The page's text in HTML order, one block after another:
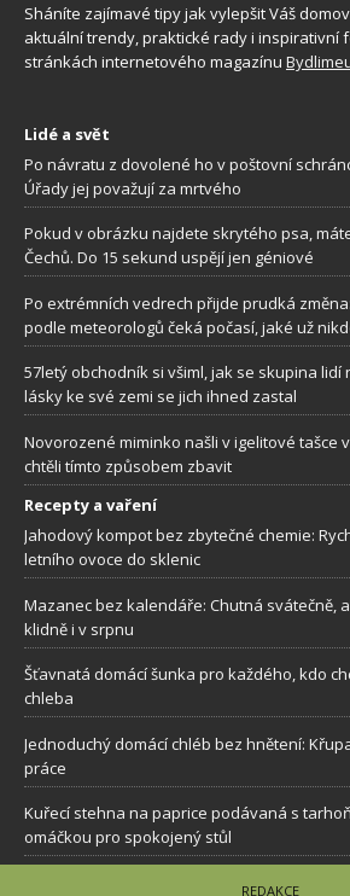
Sháníte zajímavé tipy jak vylepšit Váš
aktuální trendy, praktické rady i inspirativní
stránkách internetového magazínu
Lidé a svět
Po návratu z dovolené ho v poštovní
Úřady jej považují za mrtvého
Pokud v obrázku najdete skrytého psa,
Čechů. Do 15 sekund uspějí jen géniové
Po extrémních vedrech přijde prudká
podle meteorologů čeká počasí, jaké už
57letý obchodník si všiml, jak se skupina lidí
lásky ke své zemi se jich ihned zastal
Novorozené miminko našli v igelitové tašce
chtěli tímto způsobem zbavit
Recepty a vaření
Jahodový kompot bez zbytečné chemie:
letního ovoce do sklenic
Mazanec bez kalendáře: Chutná svátečně,
klidně i v srpnu
Šťavnatá domácí šunka pro každého, kdo
chleba
Jednoduchý domácí chléb bez hnětení:
práce
Kuřecí stehna na paprice podávaná s
omáčkou pro spokojený stůl
REDAKCE